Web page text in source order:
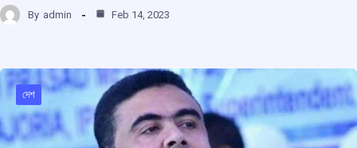
ce
o
o
k
at
A
p
p
d
s
a
m
By admin Feb 14, 2023
দেশ